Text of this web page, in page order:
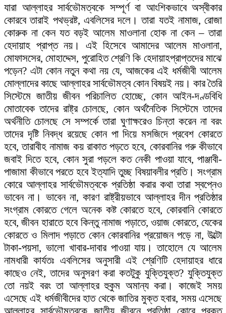
যারা আল্লাহর সার্বভৌমত্বকে সম্পূর্ণ বা আংশিকভাবে অস্বীকার
কোরবে তারাই পথভ্রষ্ট, এবলিসের দলে। তারা যতই নামাজ, রোজা
কোরুক না কেন যত বড়ই আলেম মাওলানা হোক না কেন – তারা
হেদায়াহ প্রাপ্ত নয়। এই হিসেবে আমাদের আলেম মাওলানা,
মোফাসসের, মোহাদ্দেস, পুরোহিত শ্রেণি কি হেদায়াহপ্রাপ্তদের মাঝে
পড়েন? এটা কোন নতুন কথা নয় যে, আজকের এই ধর্মজীবী আলেম
মোল্লাদের কাছে আল্লাহর সার্বভৌমত্ব কোন বিষয়ই নয়। কার তৈরি
সিস্টেমে জাতীয় জীবন পরিচালিত হোচ্ছে, কোন আইন-দণ্ডবিধি
মোতাবেক তাদের রাষ্ট্র চোলছে, কোন অর্থনৈতিক সিস্টেমে তাদের
অর্থনীতি চোলছে সে সম্পর্কে তারা ঘুণাক্ষরেও চিন্তা করেন না বরং
তাদের দৃষ্টি নিবদ্ধ রয়েছে কোন পা দিয়ে মসজিদে প্রবেশ কোরতে
হবে, তারাবীহ নামাজ কয় রাকাত পড়তে হবে, কোরবানির গরু কীভাবে
জবাই দিতে হবে, কোন সুরা পড়লে কত নেকী পাওয়া যাবে, পাঞ্জাবী-
পাজামা কীভাবে পরতে হবে ইত্যাদি তুচ্ছ বিষয়াবলীর প্রতি। সংগ্রাম
কোরে আল্লাহর সার্বভৌমত্বকে প্রতিষ্ঠা করার কথা তারা স্বপ্নেও
ভাবেন না। ভাবেন না, কারণ রাষ্ট্রীয়ভাবে আল্লাহর দীন প্রতিষ্ঠার
সংগ্রাম কোরতে গেলে অনেক কষ্ট কোরতে হবে, কোরবানি কোরতে
হবে, জীবন হারাতে হবে কিন্তু নামাজ পড়াতে, ওয়াজ কোরতে, যেকের
কোরতে ও মিলাদ পড়াতে কোন কোরবানির প্রয়োজন পড়ে না, উল্টো
টাকা-পয়সা, ভালো খাবার-দাবার পাওয়া যায়। তাহোলে যে আলেম
নামধারী কার্যতঃ এবলিসের অনুসারী এই শ্রেণিটি হেদায়াহর ধারে
কাছেও নেই, তাদের অনুসরণ করা কতটুকু যুক্তিযুক্ত? যুক্তিযুক্ত
তো নয়ই বরং তা আল্লাহর হুকুম অমান্য করা। কাজেই সময়
এসেছে এই ধর্মজীবীদের হাত থেকে জাতির মুক্ত হবার, সময় এসেছে